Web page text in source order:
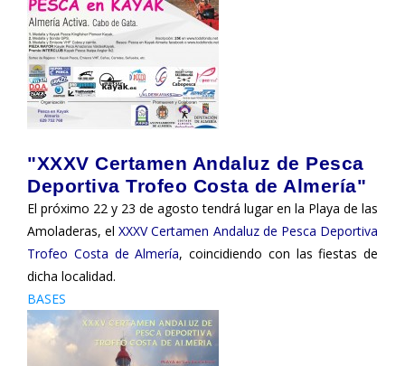
"XXXV Certamen Andaluz de Pesca
Deportiva Trofeo Costa de Almería"
El próximo 22 y 23 de agosto tendrá lugar en la Playa de las
Amoladeras, elXXXV Certamen Andaluz de Pesca Deportiva
Trofeo Costa de Almería, coincidiendo con las fiestas de
dicha localidad.
BASES